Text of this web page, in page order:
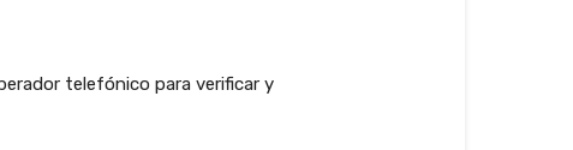
telefónico para verificar y